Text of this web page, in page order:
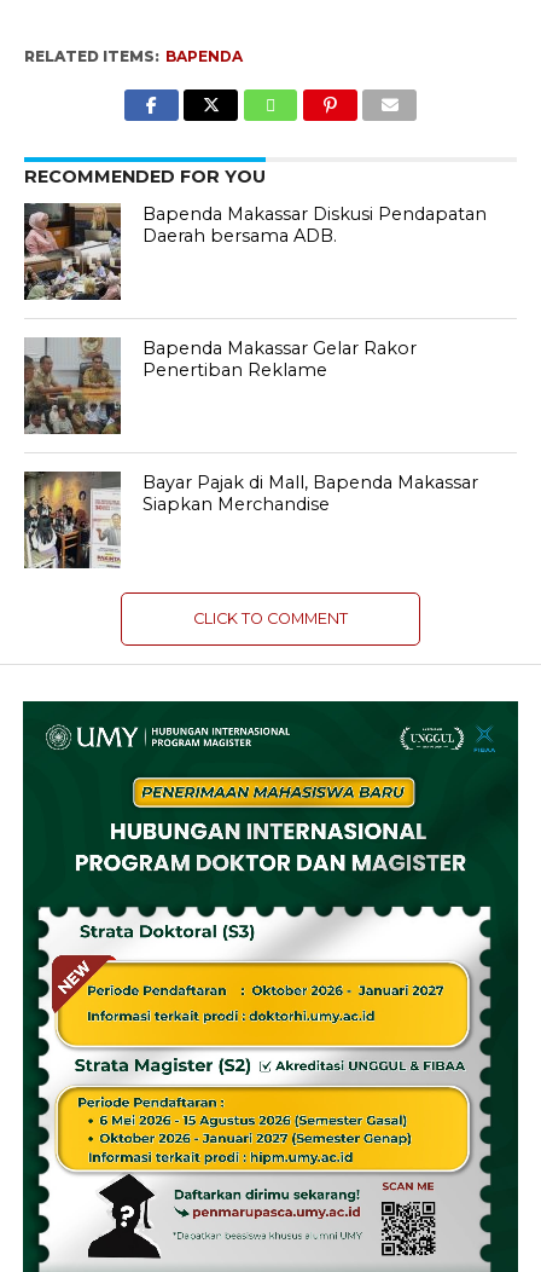
RELATED ITEMS: BAPENDA
RECOMMENDED FOR YOU
Bapenda Makassar Diskusi Pendapatan
Daerah bersama ADB.
Bapenda Makassar Gelar Rakor
Penertiban Reklame
Bayar Pajak di Mall, Bapenda Makassar
Siapkan Merchandise
CLICK TO COMMENT